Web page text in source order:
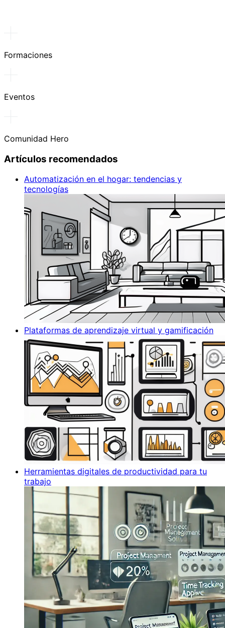
Formaciones
Eventos
Comunidad Hero
Artículos recomendados
Automatización en el hogar: tendencias y
tecnologías
Plataformas de aprendizaje virtual y gamificación
Herramientas digitales de productividad para tu
trabajo